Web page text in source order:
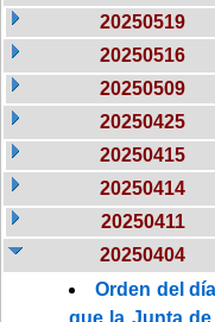
20250519
20250516
20250509
20250425
20250415
20250414
20250411
20250404
Orden del
que la Junta